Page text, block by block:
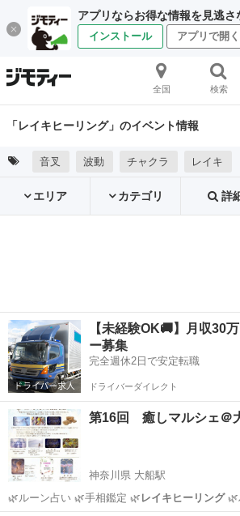
アプリならお得な情報を見逃さ
インストール アプリで開く
全国 検索
「レイキヒーリング」のイベント情報
音叉 波動 チャクラ レイキ
エリア カテゴリ 詳
【未経験OK🚚】月収30
ー募集
完全週休2日で安定転職
ドライバーダイレクト
第16回 癒しマルシェ＠
神奈川県 大船駅
🌿ルーン占い 🌿手相鑑定 🌿 レイキヒーリング🌿